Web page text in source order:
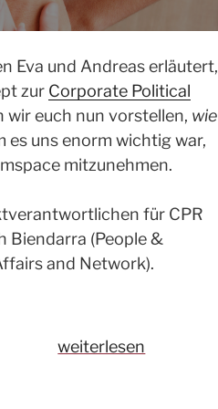
Eva und Andreas erläutert,
zur Corporate Political
wir euch nun vorstellen, wie
es uns enorm wichtig war,
mitzunehmen.
für CPR
Biendarra (People &
and Network).
„How
weiterlesen